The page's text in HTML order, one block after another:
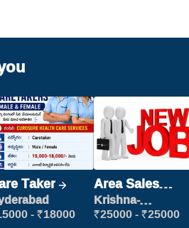
Taker
- ₹18000
Area Sales
Manager (Field
Sales)
Krishna-
vijayawada
₹25000 - ₹25000